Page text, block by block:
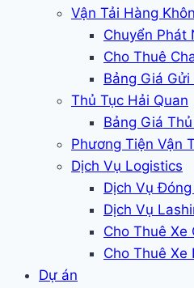
Vận Tải Hàng
Chuyển Phát
Cho Thuê
Bảng Giá
Thủ Tục Hải Quan
Bảng Giá
Phương Tiện Vận
Dịch Vụ Logistics
Dịch Vụ
Dịch Vụ
Cho Thuê Xe
Cho Thuê Xe
Dự án